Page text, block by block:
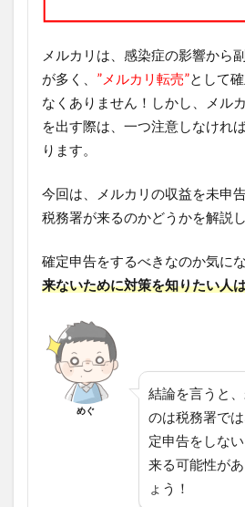
メルカリは、感染症の影響から
が多く、 ”メルカリ転売”として
なくありません！しかし、メル
を出す際は、一つ注意しなけれ
ります。
今回は、メルカリの収益を未申
税務署が来るのかどうかを解説
確定申告をするべきなのか気にな
来ないために対策を知りたい人
めぐ
結論を言うと
のは税務署で
定申告をしな
来る可能性があ
ょう！